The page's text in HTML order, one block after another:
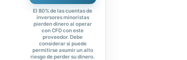
El 80% de las cuentas de
inversores minoristas
pierden dinero al operar
con CFD con este
proveedor. Debe
considerar si puede
permitirse asumir un alto
riesgo de perder su dinero.